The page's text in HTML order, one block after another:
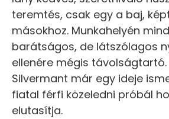
teremtés, csak egy a baj,
másokhoz. Munkahelyén
barátságos, de látszólagos
ellenére mégis távolságtartó.
Silvermant már egy ideje
fiatal férfi közeledni próbál
elutasítja.